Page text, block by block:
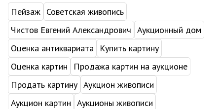
Пейзаж Советская живопись
Чистов Евгений Александрович Аукционный дом
Оценка антиквариата
Купить картину
Оценка картин
Продажа картин на аукционе
Продать картину Аукцион живописи
Аукцион картин Аукционы живописи